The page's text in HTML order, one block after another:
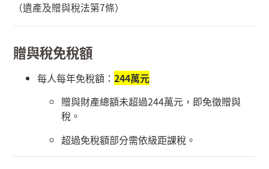
（遺產及贈與稅法第7條）
贈與稅免稅額
每人每年免稅額：244萬元
贈與財產總額未超過244萬元，即免徵贈與
稅。
超過免稅額部分需依級距課稅。